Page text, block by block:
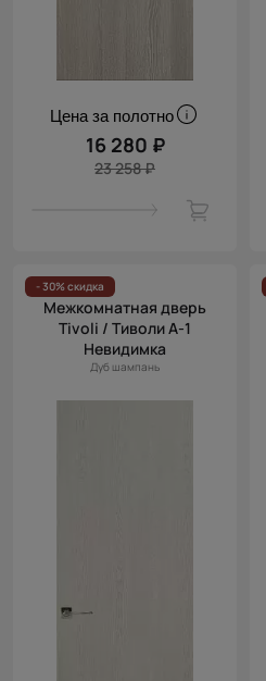
Цена за полотно
16 280 ₽
23 258 ₽
- 30% скидка
Межкомнатная дверь
Tivoli / Тиволи А-1
Невидимка
Дуб шампань